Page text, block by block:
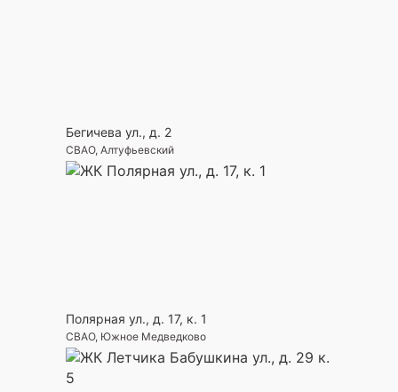
Бегичева ул., д. 2
СВАО, Алтуфьевский
Полярная ул., д. 17, к. 1
СВАО, Южное Медведково